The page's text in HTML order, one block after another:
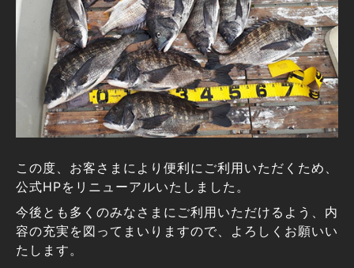
この度、お客さまにより便利にご利用いただくため、
公式HPをリニューアルいたしました。
今後とも多くのみなさまにご利用いただけるよう、内
容の充実を図ってまいりますので、よろしくお願いい
たします。